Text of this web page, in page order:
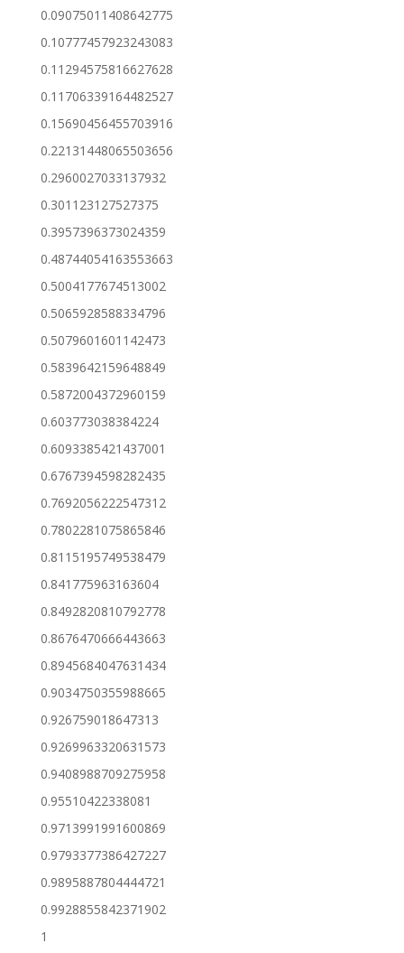
0.09075011408642775
0.10777457923243083
0.11294575816627628
0.11706339164482527
0.15690456455703916
0.22131448065503656
0.2960027033137932
0.301123127527375
0.3957396373024359
0.48744054163553663
0.5004177674513002
0.5065928588334796
0.5079601601142473
0.5839642159648849
0.5872004372960159
0.603773038384224
0.6093385421437001
0.6767394598282435
0.7692056222547312
0.7802281075865846
0.8115195749538479
0.841775963163604
0.8492820810792778
0.8676470666443663
0.8945684047631434
0.9034750355988665
0.926759018647313
0.9269963320631573
0.9408988709275958
0.95510422338081
0.9713991991600869
0.9793377386427227
0.9895887804444721
0.9928855842371902
1